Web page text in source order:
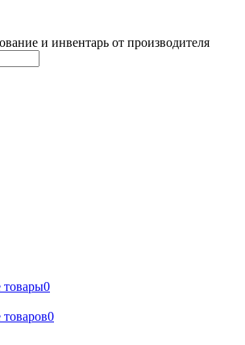
и инвентарь от производителя
товары0
0